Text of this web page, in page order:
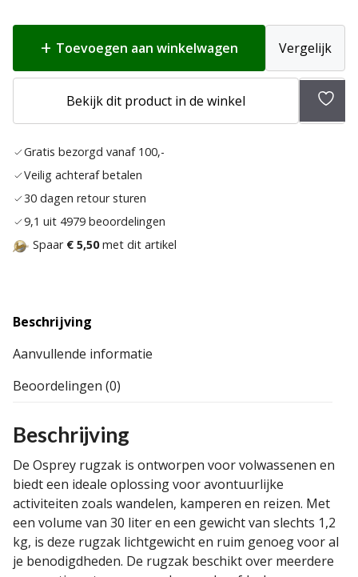
Toevoegen aan winkelwagen Vergelijk
Bekijk dit product in de winkel
Gratis bezorgd vanaf 100,-
Veilig achteraf betalen
30 dagen retour sturen
9,1 uit 4979 beoordelingen
Spaar € 5,50met dit artikel
Beschrijving
Aanvullende informatie
Beoordelingen (0)
Beschrijving
De Osprey rugzak is ontworpen voor volwassenen en
biedt een ideale oplossing voor avontuurlijke
activiteiten zoals wandelen, kamperen en reizen. Met
een volume van 30 liter en een gewicht van slechts 1,2
kg, is deze rugzak lichtgewicht en ruim genoeg voor al
je benodigdheden. De rugzak beschikt over meerdere